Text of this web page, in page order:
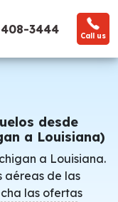
3444 Call us
desde
a Louisiana)
a Louisiana.
aéreas de las
las ofertas